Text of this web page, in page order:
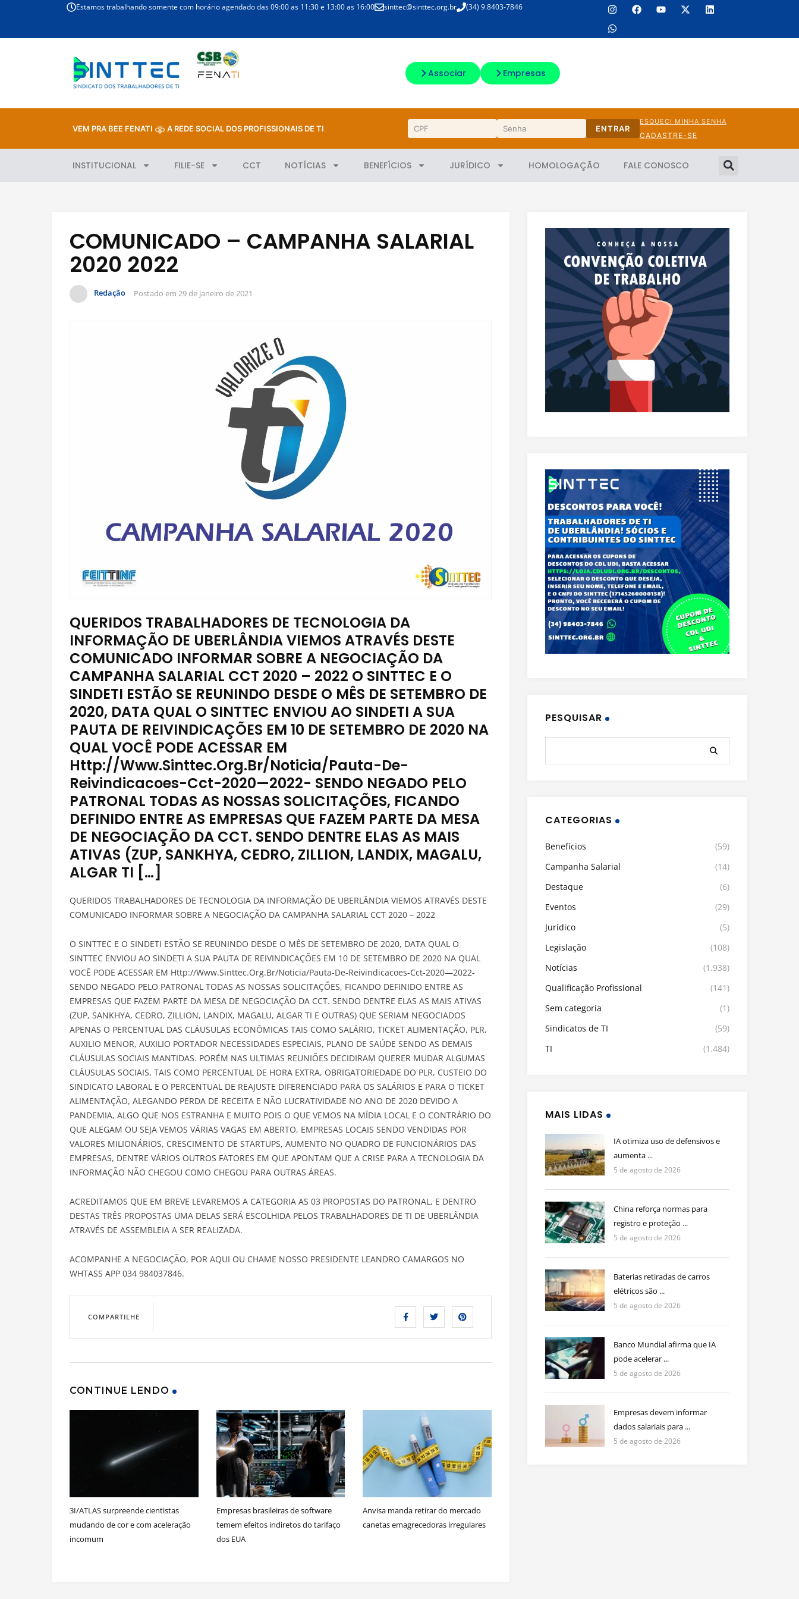
Estamos trabalhando somente com horário agendado das 09:00 as 11:30 e 13:00 as 16:00 sinttec@sinttec.org.br (34) 9.8403-7846
Associar Empresas
VEM PRA BEE FENATI A REDE SOCIAL DOS PROFISSIONAIS DE TI ENTRAR
ESQUECI MINHA SENHA
CADASTRE-SE
INSTITUCIONAL FILIE-SE CCT NOTÍCIAS BENEFÍCIOS JURÍDICO HOMOLOGAÇÃO FALE CONOSCO
COMUNICADO – CAMPANHA SALARIAL
2020 2022
Redação Postado em 29 de janeiro de 2021
QUERIDOS TRABALHADORES DE TECNOLOGIA DA
INFORMAÇÃO DE UBERLÂNDIA VIEMOS ATRAVÉS DESTE
COMUNICADO INFORMAR SOBRE A NEGOCIAÇÃO DA
CAMPANHA SALARIAL CCT 2020 – 2022 O SINTTEC E O
SINDETI ESTÃO SE REUNINDO DESDE O MÊS DE SETEMBRO DE
2020, DATA QUAL O SINTTEC ENVIOU AO SINDETI A SUA
PAUTA DE REIVINDICAÇÕES EM 10 DE SETEMBRO DE 2020 NA
QUAL VOCÊ PODE ACESSAR EM
Http://Www.Sinttec.Org.Br/Noticia/Pauta-De-
Reivindicacoes-Cct-2020—2022- SENDO NEGADO PELO
PATRONAL TODAS AS NOSSAS SOLICITAÇÕES, FICANDO
DEFINIDO ENTRE AS EMPRESAS QUE FAZEM PARTE DA MESA
DE NEGOCIAÇÃO DA CCT. SENDO DENTRE ELAS AS MAIS
ATIVAS (ZUP, SANKHYA, CEDRO, ZILLION, LANDIX, MAGALU,
ALGAR TI […]
QUERIDOS TRABALHADORES DE TECNOLOGIA DA INFORMAÇÃO DE UBERLÂNDIA VIEMOS ATRAVÉS DESTE
COMUNICADO INFORMAR SOBRE A NEGOCIAÇÃO DA CAMPANHA SALARIAL CCT 2020 – 2022
O SINTTEC E O SINDETI ESTÃO SE REUNINDO DESDE O MÊS DE SETEMBRO DE 2020, DATA QUAL O
SINTTEC ENVIOU AO SINDETI A SUA PAUTA DE REIVINDICAÇÕES EM 10 DE SETEMBRO DE 2020 NA QUAL
VOCÊ PODE ACESSAR EM Http://Www.Sinttec.Org.Br/Noticia/Pauta-De-Reivindicacoes-Cct-2020—2022-
SENDO NEGADO PELO PATRONAL TODAS AS NOSSAS SOLICITAÇÕES, FICANDO DEFINIDO ENTRE AS
EMPRESAS QUE FAZEM PARTE DA MESA DE NEGOCIAÇÃO DA CCT. SENDO DENTRE ELAS AS MAIS ATIVAS
(ZUP, SANKHYA, CEDRO, ZILLION, LANDIX, MAGALU, ALGAR TI E OUTRAS) QUE SERIAM NEGOCIADOS
APENAS O PERCENTUAL DAS CLÁUSULAS ECONÔMICAS TAIS COMO SALÁRIO, TICKET ALIMENTAÇÃO, PLR,
AUXILIO MENOR, AUXILIO PORTADOR NECESSIDADES ESPECIAIS, PLANO DE SAÚDE SENDO AS DEMAIS
CLÁUSULAS SOCIAIS MANTIDAS. PORÉM NAS ULTIMAS REUNIÕES DECIDIRAM QUERER MUDAR ALGUMAS
CLÁUSULAS SOCIAIS, TAIS COMO PERCENTUAL DE HORA EXTRA, OBRIGATORIEDADE DO PLR, CUSTEIO DO
SINDICATO LABORAL E O PERCENTUAL DE REAJUSTE DIFERENCIADO PARA OS SALÁRIOS E PARA O TICKET
ALIMENTAÇÃO, ALEGANDO PERDA DE RECEITA E NÃO LUCRATIVIDADE NO ANO DE 2020 DEVIDO A
PANDEMIA, ALGO QUE NOS ESTRANHA E MUITO POIS O QUE VEMOS NA MÍDIA LOCAL E O CONTRÁRIO DO
QUE ALEGAM OU SEJA VEMOS VÁRIAS VAGAS EM ABERTO, EMPRESAS LOCAIS SENDO VENDIDAS POR
VALORES MILIONÁRIOS, CRESCIMENTO DE STARTUPS, AUMENTO NO QUADRO DE FUNCIONÁRIOS DAS
EMPRESAS, DENTRE VÁRIOS OUTROS FATORES EM QUE APONTAM QUE A CRISE PARA A TECNOLOGIA DA
INFORMAÇÃO NÃO CHEGOU COMO CHEGOU PARA OUTRAS ÁREAS.
ACREDITAMOS QUE EM BREVE LEVAREMOS A CATEGORIA AS 03 PROPOSTAS DO PATRONAL, E DENTRO
DESTAS TRÊS PROPOSTAS UMA DELAS SERÁ ESCOLHIDA PELOS TRABALHADORES DE TI DE UBERLÂNDIA
ATRAVÉS DE ASSEMBLEIA A SER REALIZADA.
ACOMPANHE A NEGOCIAÇÃO, POR AQUI OU CHAME NOSSO PRESIDENTE LEANDRO CAMARGOS NO
WHTASS APP 034 984037846.
COMPARTILHE
CONTINUE LENDO
3I/ATLAS surpreende cientistas
mudando de cor e com aceleração
incomum
Empresas brasileiras de software
temem efeitos indiretos do tarifaço
dos EUA
Anvisa manda retirar do mercado
canetas emagrecedoras irregulares
PESQUISAR
CATEGORIAS
Benefícios
(59)
Campanha Salarial
(14)
Destaque
(6)
Eventos
(29)
Jurídico
(5)
Legislação
(108)
Notícias
(1.938)
Qualificação Profissional
(141)
Sem categoria
(1)
Sindicatos de TI
(59)
TI
(1.484)
MAIS LIDAS
IA otimiza uso de defensivos e
aumenta ...
5 de agosto de 2026
China reforça normas para
registro e proteção ...
5 de agosto de 2026
Baterias retiradas de carros
elétricos são ...
5 de agosto de 2026
Banco Mundial afirma que IA
pode acelerar ...
5 de agosto de 2026
Empresas devem informar
dados salariais para ...
5 de agosto de 2026